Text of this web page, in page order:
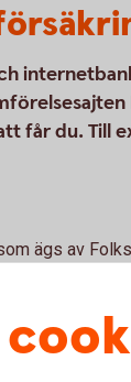
får du. Till
ägs av
Kronor
kan